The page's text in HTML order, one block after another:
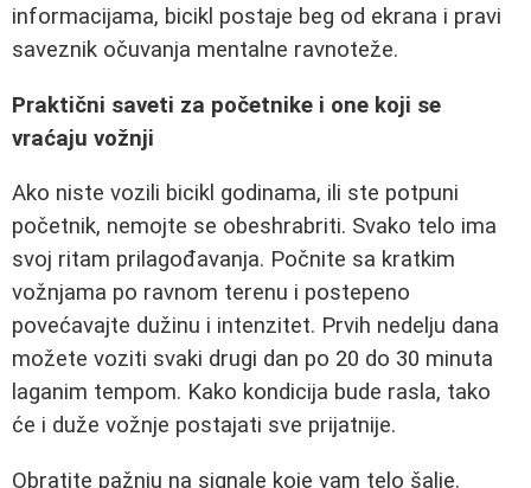
informacijama, bicikl postaje beg od ekrana i pravi
saveznik očuvanja mentalne ravnoteže.
Praktični saveti za početnike i one koji se
vraćaju vožnji
Ako niste vozili bicikl godinama, ili ste potpuni
početnik, nemojte se obeshrabriti. Svako telo ima
svoj ritam prilagođavanja. Počnite sa kratkim
vožnjama po ravnom terenu i postepeno
povećavajte dužinu i intenzitet. Prvih nedelju dana
možete voziti svaki drugi dan po 20 do 30 minuta
laganim tempom. Kako kondicija bude rasla, tako
će i duže vožnje postajati sve prijatnije.
Obratite pažnju na signale koje vam telo šalje.